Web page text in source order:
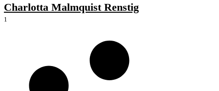
Charlotta Malmquist Renstig
1